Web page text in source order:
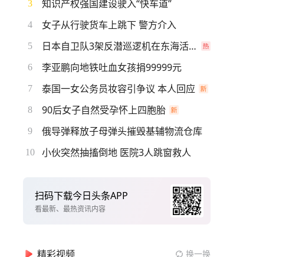
3 知识产权强国建设驶入“快车道”
4 女子从行驶货车上跳下 警方介入
5 日本自卫队3架反潜巡逻机在东海活动
6 李亚鹏向地铁吐血女孩捐99999元
7 泰国一女公务员妆容引争议 本人回应
8 90后女子自然受孕怀上四胞胎
9 俄导弹释放子母弹头摧毁基辅物流仓库
10 小伙突然抽搐倒地 医院3人跳窗救人
扫码下载今日头条APP
看最新、最热资讯内容
精彩视频 换一换